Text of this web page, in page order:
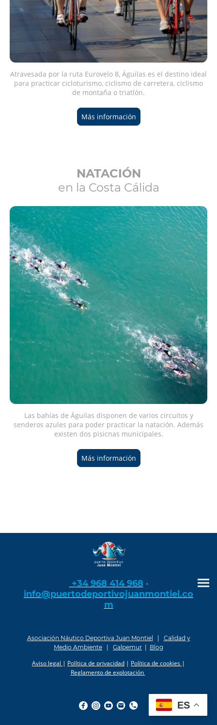
Atravesada por la ruta Eurovelo 8, Águilas es el destino ideal
para practicar cicloturismo, ciclismo de carretera, ciclismo
de montaña o triatlón.
Más información
NATACIÓN
en la Costa Cálida
Las bahías de Águilas disponen de varios circuitos y
senderos azules para poder practicar la natación. Además
existen dos pisicnas municipales.
Más información
+34 968 414 968 ·
info@puertodeportivojuanmontiel.co
m
Asociación Náutico Deportiva Juan Montiel
Calidad y
Medio Ambiente
Galpemur Blog
Aviso legal | Política de privacidad | Política de cookies |
Reglamento de explotación
ES